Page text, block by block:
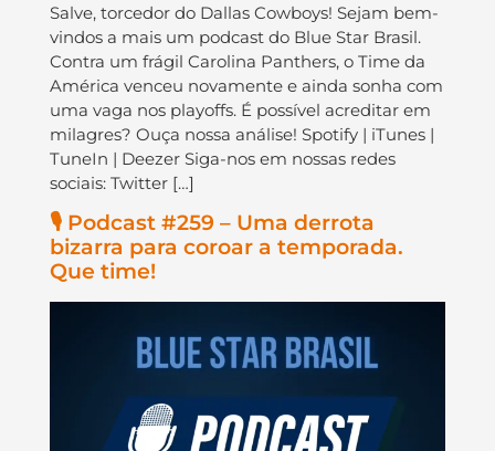
Salve, torcedor do Dallas Cowboys! Sejam bem-
vindos a mais um podcast do Blue Star Brasil.
Contra um frágil Carolina Panthers, o Time da
América venceu novamente e ainda sonha com
uma vaga nos playoffs. É possível acreditar em
milagres? Ouça nossa análise! Spotify | iTunes |
TuneIn | Deezer Siga-nos em nossas redes
sociais: Twitter […]
🎙️ Podcast #259 – Uma derrota
bizarra para coroar a temporada.
Que time!